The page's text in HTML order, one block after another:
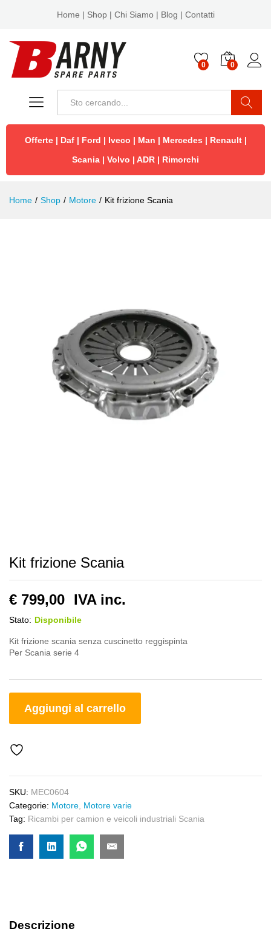
Home | Shop| Chi Siamo| Blog | Contatti
0 0
Offerte| Daf| Ford | Iveco | Man | Mercedes | Renault|
Scania | Volvo | ADR | Rimorchi
Home / Shop / Motore / Kit frizione Scania
Kit frizione Scania
€ 799,00 IVA inc.
Stato: Disponibile
Kit frizione scania senza cuscinetto reggispinta
Per Scania serie 4
Aggiungi al carrello
SKU: MEC0604
Categorie: Motore Motore varie
Tag: Ricambi per camion e veicoli industriali Scania
Descrizione